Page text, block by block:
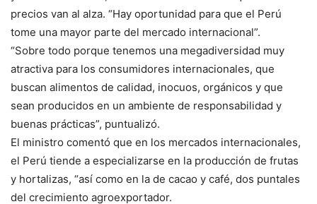
precios van al alza. “Hay oportunidad para que el Perú
tome una mayor parte del mercado internacional”.
“Sobre todo porque tenemos una megadiversidad muy
atractiva para los consumidores internacionales, que
buscan alimentos de calidad, inocuos, orgánicos y que
sean producidos en un ambiente de responsabilidad y
buenas prácticas”, puntualizó.
El ministro comentó que en los mercados internacionales,
el Perú tiende a especializarse en la producción de frutas
y hortalizas, “así como en la de cacao y café, dos puntales
del crecimiento agroexportador.